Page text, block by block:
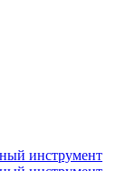
инструмент